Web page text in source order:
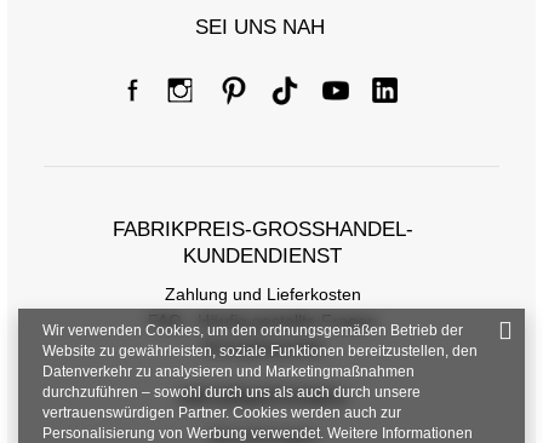
SEI UNS NAH
FABRIKPREIS-GROSSHANDEL-K
UNDENDIENST
Zahlung und Lieferkosten
FAQ - Häufig gestellte Fragen
Rückgabepolitik
INFORMATIONEN
Verordnungen
Wir verwenden Cookies, um den ordnungsgemäßen Betrieb der
Website zu gewährleisten, soziale Funktionen bereitzustellen, den
Datenverkehr zu analysieren und Marketingmaßnahmen
durchzuführen – sowohl durch uns als auch durch unsere
vertrauenswürdigen Partner. Cookies werden auch zur
Personalisierung von Werbung verwendet. Weitere Informationen